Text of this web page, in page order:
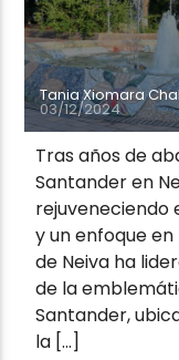
Tania Xiomara
03/12/2024
Tras años de
Santander en
rejuveneciendo
y un enfoque
de Neiva ha
de la
Santander,
la […]